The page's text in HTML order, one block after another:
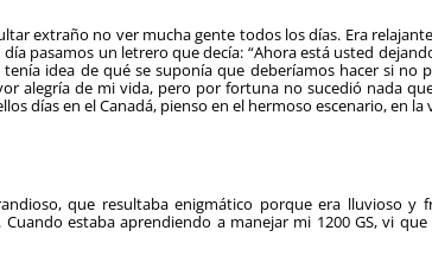
extraño no ver mucha gente todos los días. Era
pasamos un letrero que decía: “Ahora está usted
tenía idea de qué se suponía que deberíamos hacer si no
alegría de mi vida, pero por fortuna no sucedió nada
días en el Canadá, pienso en el hermoso escenario, en la
que resultaba enigmático porque era lluvioso y
estaba aprendiendo a manejar mi 1200 GS, vi